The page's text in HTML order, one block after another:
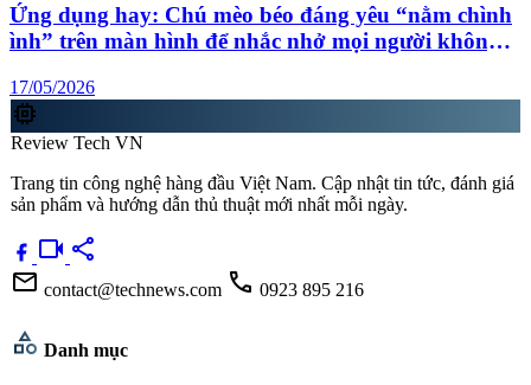
Ứng dụng hay: Chú mèo béo đáng yêu “nằm chình
ình” trên màn hình để nhắc nhở mọi người không
17/05/2026
memory
Review Tech VN
Trang tin công nghệ hàng đầu Việt Nam. Cập nhật tin tức, đánh giá
sản phẩm và hướng dẫn thủ thuật mới nhất mỗi ngày.
videocam share
mail contact@technews.com call 0923 895 216
category Danh mục